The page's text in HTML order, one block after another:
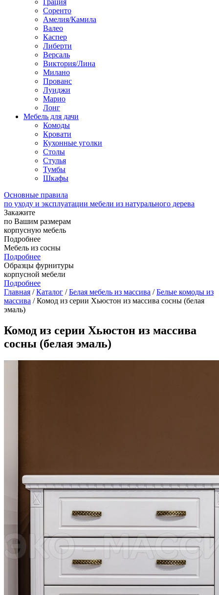
Грация
Соренто
Амелия/Камила
Валео
Каспер
Либерти
Версаль
Виктория/Лина
Милано
Прованс
Луиджи
Марио
Лонг
Мебель для дачи
Комоды
Кровати
Кухонные уголки
Столы
Стулья
Тумбы
Шкафы
Основные правила
по уходу и эксплуатации мебели из натурального дерева
Закажите
по Вашим размерам
корпусную мебель
Подробнее
Мебель из сосны
Подробнее
Образцы фурнитуры
корпусной мебели
Подробнее
Главная /Каталог /Белая мебель из массива /Белые комоды из
массива / Комод из серии Хьюстон из массива сосны (белая
эмаль)
Комод из серии Хьюстон из массива
сосны (белая эмаль)